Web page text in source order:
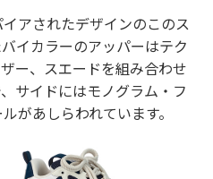
アされたデザインのこのス
イカラーのアッパーはテク
ー、スエードを組み合わせ
サイドにはモノグラム・フ
があしらわれています。